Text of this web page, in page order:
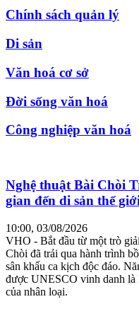
Chính sách quản lý
Di sản
Văn hoá cơ sở
Đời sống văn hoá
Công nghiệp văn hoá
Nghệ thuật Bài Chòi
gian đến di sản thế giới
10:00, 03/08/2026
VHO - Bắt đầu từ một trò
Chòi đã trải qua hành trình
sân khấu ca kịch độc đáo.
được UNESCO vinh danh là
của nhân loại.